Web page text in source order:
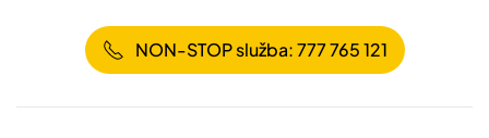
NON-STOP služba: 777 765 121